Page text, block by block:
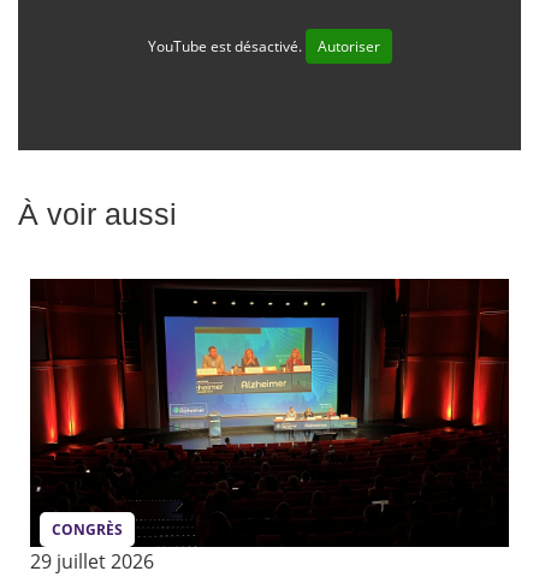
YouTube est désactivé. Autoriser
À voir aussi
CONGRÈS
29 juillet 2026